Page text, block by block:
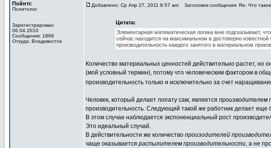
Пойнтс
Политолог
Зарегистрирован:
06.04.2010
Сообщения: 1866
Откуда: Владивосток
Добавлено: Ср Апр 27, 2011 8:57 am Заголовок сообщения: Re: Что
Цитата:
Элементарная математическая логика мне подсказывает,
сейчас находится на максимальном в достоверно
производительность каждого занятого в материальном
Количество материальных ценностей действительно растет, но
(мой условный термин), потому что человеческим фактором в
производительность только и исключительно за счет
Человек, который делает лопату сам, является производителем
производительность. Следующий такой же работник делает еще
В этом случае наблюдается экспоненциальный рост
Это идеальный случай.
В действительности же количество произодителей
чаще оказывается распылителем производительности, а не